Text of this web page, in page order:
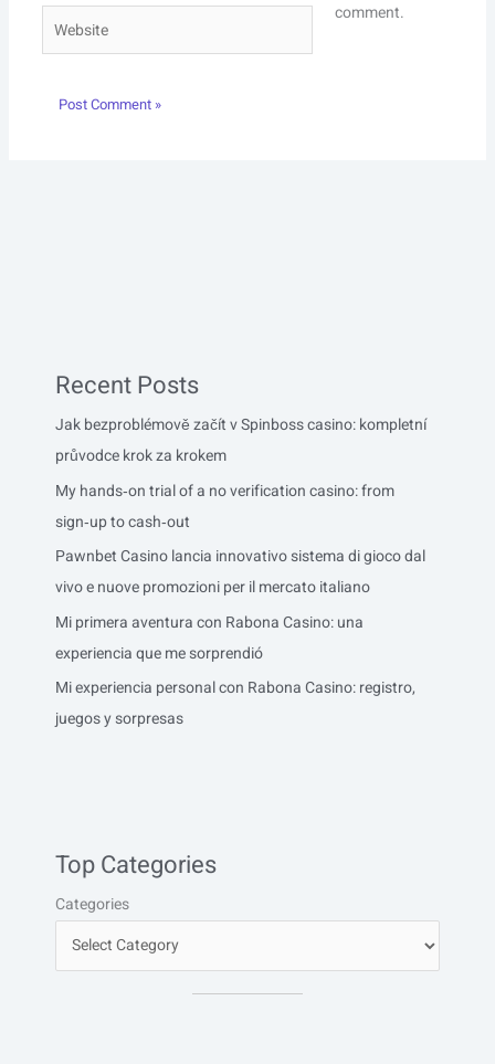
Website
comment.
Recent Posts
Jak bezproblémově začít v Spinboss casino: kompletní
průvodce krok za krokem
My hands‑on trial of a no verification casino: from
sign‑up to cash‑out
Pawnbet Casino lancia innovativo sistema di gioco dal
vivo e nuove promozioni per il mercato italiano
Mi primera aventura con Rabona Casino: una
experiencia que me sorprendió
Mi experiencia personal con Rabona Casino: registro,
juegos y sorpresas
Top Categories
Categories